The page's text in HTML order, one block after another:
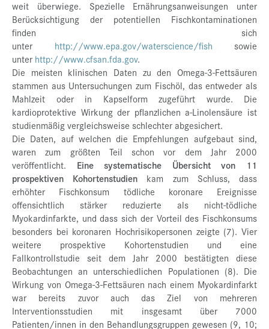
weit überwiege. Spezielle Ernährungsanweisungen unter
Berücksichtigung der potentiellen Fischkontaminationen
finden sich
unter http://www.epa.gov/waterscience/fish sowie
unter http://www.cfsan.fda.gov.
Die meisten klinischen Daten zu den Omega-3-Fettsäuren
stammen aus Untersuchungen zum Fischöl, das entweder als
Mahlzeit oder in Kapselform zugeführt wurde. Die
kardioprotektive Wirkung der pflanzlichen a-Linolensäure ist
studienmäßig vergleichsweise schlechter abgesichert.
Die Daten, auf welchen die Empfehlungen aufgebaut sind,
waren zum größten Teil schon vor dem Jahr 2000
veröffentlicht. Eine systematische Übersicht von 11
prospektiven Kohortenstudien kam zum Schluss, dass
erhöhter Fischkonsum tödliche koronare Ereignisse
offensichtlich stärker reduzierte als nicht-tödliche
Myokardinfarkte, und dass sich der Vorteil des Fischkonsums
besonders bei koronaren Hochrisikopersonen zeigte (7). Vier
weitere prospektive Kohortenstudien und eine
Fallkontrollstudie seit dem Jahr 2000 bestätigten diese
Beobachtungen an unterschiedlichen Populationen (8). Die
Wirkung von Omega-3-Fettsäuren nach einem Myokardinfarkt
war bereits zuvor auch das Ziel von mehreren
Interventionsstudien mit insgesamt über 7000
Patienten/innen in den Behandlungsgruppen gewesen (9, 10;